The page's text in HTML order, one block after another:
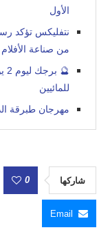
الأول
نتفليكس تؤكد
من صناعة
للمائيين
مهرجان طبرقة الدولي
شاركها 0
Email